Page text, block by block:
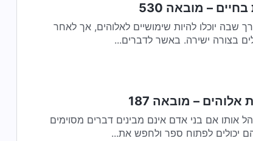
– מובאה 530
שבה יוכלו להיות שימושיים לאלוהים, אך לאחר
בצורה ישירה. באשר לדברים...
– מובאה 187
אותו אם בני אדם אינם מבינים דברים מסוימים
יכולים לפתוח ספר ולחפש את...